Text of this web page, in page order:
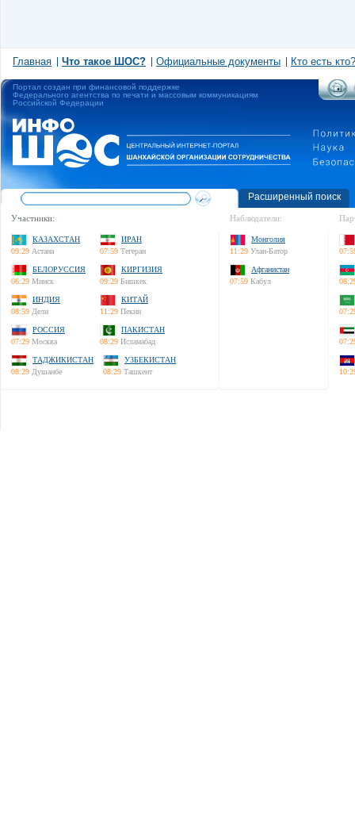
Главная Что такое ШОС? Официальные документы Кто есть кто?
Портал создан при финансовой поддержке
Федерального агентства по печати и массовым коммуникациям
Российской Федерации
Расширенный поиск
Участники:
КАЗАХСТАН
09:29 Астана
ИРАН
07:59 Тегеран
БЕЛОРУССИЯ
06:29 Минск
КИРГИЗИЯ
09:29 Бишкек
ИНДИЯ
08:59 Дели
КИТАЙ
11:29 Пекин
РОССИЯ
07:29 Москва
ПАКИСТАН
08:29 Исламабад
ТАДЖИКИСТАН
08:29 Душанбе
УЗБЕКИСТАН
08:29 Ташкент
Наблюдатели:
Монголия
11:29 Улан-Батор
Афганистан
07:59 Кабул